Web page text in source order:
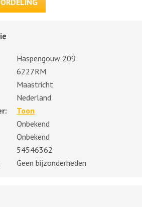
Haspengouw 209
6227RM
Maastricht
Nederland
Toon
Onbekend
Onbekend
54546362
Geen bijzonderheden